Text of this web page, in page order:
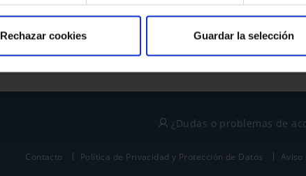
Rechazar cookies Guardar la selección
política de privacidad
y términos del servicio
¿Dudas o problemas de
Contacto Política de Privacidad y Protección de Datos Aviso